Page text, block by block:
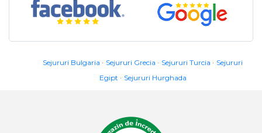
Sejururi Bulgaria Sejururi Grecia Sejururi Turcia
Sejururi
Egipt
Sejururi Hurghada